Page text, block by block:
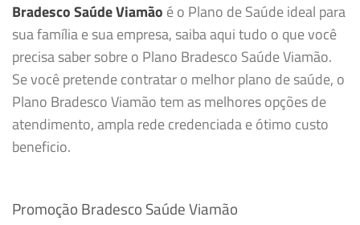
Bradesco Saúde Viamão é o Plano de Saúde ideal para
sua família e sua empresa, saiba aqui tudo o que você
precisa saber sobre o Plano Bradesco Saúde Viamão.
Se você pretende contratar o melhor plano de saúde, o
Plano Bradesco Viamão tem as melhores opções de
atendimento, ampla rede credenciada e ótimo custo
beneficio.
Promoção Bradesco Saúde Viamão